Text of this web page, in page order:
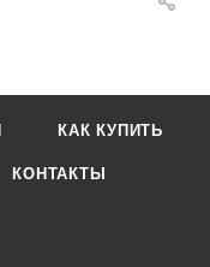
КАК КУПИТЬ
КОНТАКТЫ